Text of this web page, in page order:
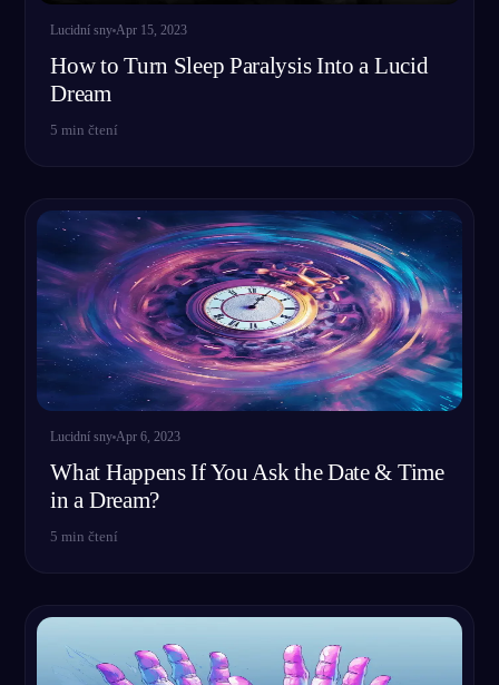
Lucidní sny Apr 15, 2023
How to Turn Sleep Paralysis Into a Lucid
Dream
5 min čtení
Lucidní sny Apr 6, 2023
What Happens If You Ask the Date & Time
in a Dream?
5 min čtení